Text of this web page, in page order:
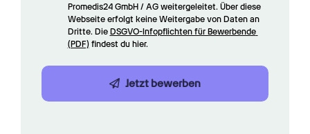
Promedis24 GmbH / AG weitergeleitet. Über diese
Webseite erfolgt keine Weitergabe von Daten an
Dritte. Die DSGVO-Infopflichten für Bewerbende
(PDF) findest du hier.
Jetzt bewerben